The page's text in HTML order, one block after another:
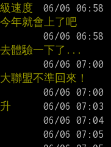
速度
年就會上了吧
體驗一下了...
聯盟不準回來！